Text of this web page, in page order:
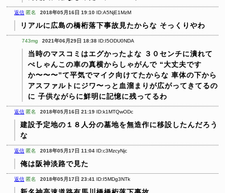
返信 匿名 2018年05月16日 19:10 ID:A5NjE1MzM
リアルに広島の橋桁落下事故見たからな そっくりやわ
743mg 2021年06月29日 18:38 ID:I5ODU0NDA
当時のマスコミはエグかったよな ３０センチに潰れて
ぺしゃんこの車の真横からしゃがんで “大丈夫です
か〜〜〜”て平気でマイク向けてたからな 車体の下から
アスファルトにジワ〜っと血溜まりが広がってきてるの
に 子供ながらに鮮明に記憶に残ってるわ
返信 匿名 2018年05月16日 21:19 ID:k1MTQwODc
建設予定地の１８人分の墓地を無造作に移設したんだろう
な
返信 匿名 2018年05月17日 11:04 ID:c3MzcyNjc
俺は阪神淡路で見た
返信 匿名 2018年05月17日 23:41 ID:I5MDg3NTk